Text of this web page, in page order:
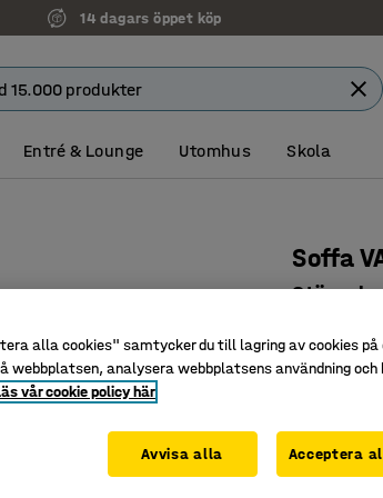
14 dagars öppet köp
Entré & Lounge Utomhus Skola
Soffa
Stängd
Art. nr:
Praktisk
Tåligt
alla cookies" samtycker du till lagring av cookies på
webbplatsen, analysera webbplatsens användning
vår cookie policy här
Avvisa alla Acceptera